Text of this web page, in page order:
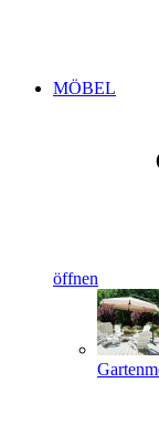
MÖBEL
öffnen